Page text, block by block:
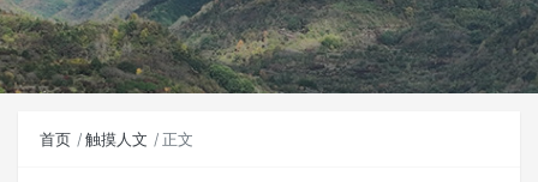
首页 触摸人文 正文